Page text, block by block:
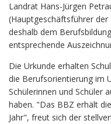
Landrat Hans-Jürgen
(Hauptgeschäftsführer
deshalb dem
entsprechende
Die Urkunde erhalten
die Berufsorientierung im
Schülerinnen und Schüler
haben. "Das BBZ erhält
Jahr", freut sich der